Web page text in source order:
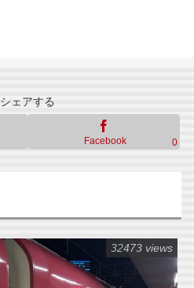
シェアする
Facebook 0
32473 views